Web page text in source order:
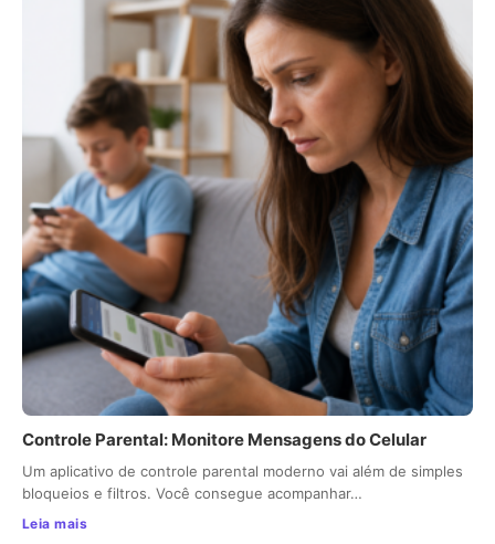
Controle Parental: Monitore Mensagens do Celular
Um aplicativo de controle parental moderno vai além de simples
bloqueios e filtros. Você consegue acompanhar…
Leia mais